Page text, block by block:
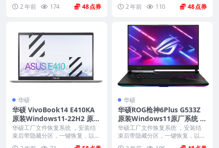
2 年前 174 48 2 年前 110 48
华硕
华硕 VivoBook14 E410KA
原装Windows11-22H2 原厂
系统 工厂模式 带ASUS Reco
very恢复功能
华硕工厂文件恢复系统 ，安装结
束后带隐藏分区，一键恢复，以及
华硕
华硕ROG枪神6Plus G533Z
原装Windows11原厂系统 工
厂模式 带ASUS Recovery恢
复功能
华硕工厂文件恢复系统 ，安装结
束后带隐藏分区，一键恢复，以及